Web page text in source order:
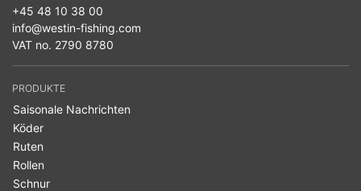
+45 48 10 38 00
info@westin-fishing.com
VAT no. 2790 8780
PRODUKTE
Saisonale Nachrichten
Köder
Ruten
Rollen
Schnur